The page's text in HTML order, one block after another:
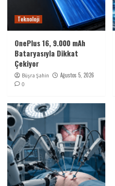
Teknoloji
OnePlus 16, 9.000 mAh
Bataryasıyla Dikkat
Çekiyor
Büşra Şahin Ağustos 5, 2026
0